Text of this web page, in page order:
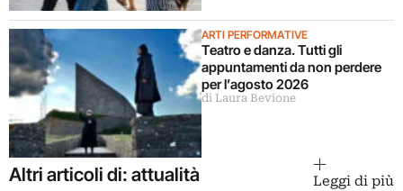
ARTI PERFORMATIVE
Teatro e danza. Tutti gli
appuntamenti da non perdere
per l’agosto 2026
di Laura Bevione
Altri articoli di: attualità Leggi di più